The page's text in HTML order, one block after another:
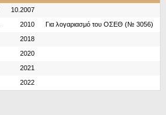
10.2007
2010 Για λογαριασμό του ΟΣΕΘ (№ 3056)
2018
2020
2021
2022